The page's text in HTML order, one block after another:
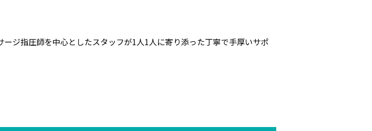
ジ指圧師を中心としたスタッフが1人1人に寄り添った丁寧で手厚いサポ